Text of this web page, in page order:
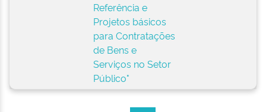
Referência e
Projetos básicos
para Contratações
de Bens e
Serviços no Setor
Público"